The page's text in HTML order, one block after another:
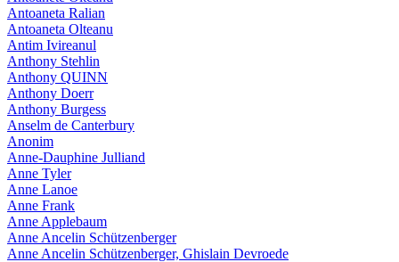
Antoaneta Ralian
Antoaneta Olteanu
Antim Ivireanul
Anthony Stehlin
Anthony QUINN
Anthony Doerr
Anthony Burgess
Anselm de Canterbury
Anonim
Anne-Dauphine Julliand
Anne Tyler
Anne Lanoe
Anne Frank
Anne Applebaum
Anne Ancelin Schützenberger
Anne Ancelin Schützenberger, Ghislain Devroede